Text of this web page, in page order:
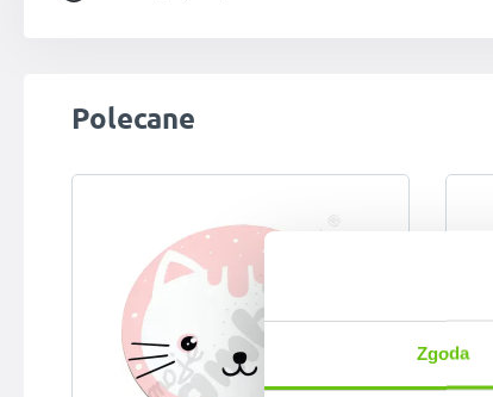
Zgoda
Pomiń galerię produktów
Polecane